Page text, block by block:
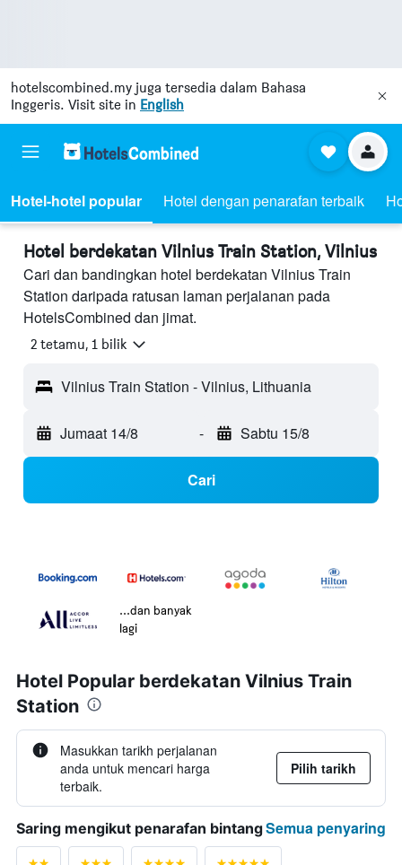
hotelscombined.my juga tersedia dalam Bahasa
Inggeris. Visit site in English
Hotel-hotel popular Hotel dengan penarafan terbaik
Hotel berdekatan Vilnius Train Station, Vilnius
Cari dan bandingkan hotel berdekatan Vilnius Train
Station daripada ratusan laman perjalanan pada
HotelsCombined dan jimat.
2 tetamu, 1 bilik
Vilnius Train Station - Vilnius, Lithuania
Jumaat 14/8 - Sabtu 15/8
Cari
...dan banyak
lagi
Hotel Popular berdekatan Vilnius Train
Station
Masukkan tarikh perjalanan
anda untuk mencari harga
terbaik.
Pilih tarikh
Saring mengikut penarafan bintangSemua penyaring